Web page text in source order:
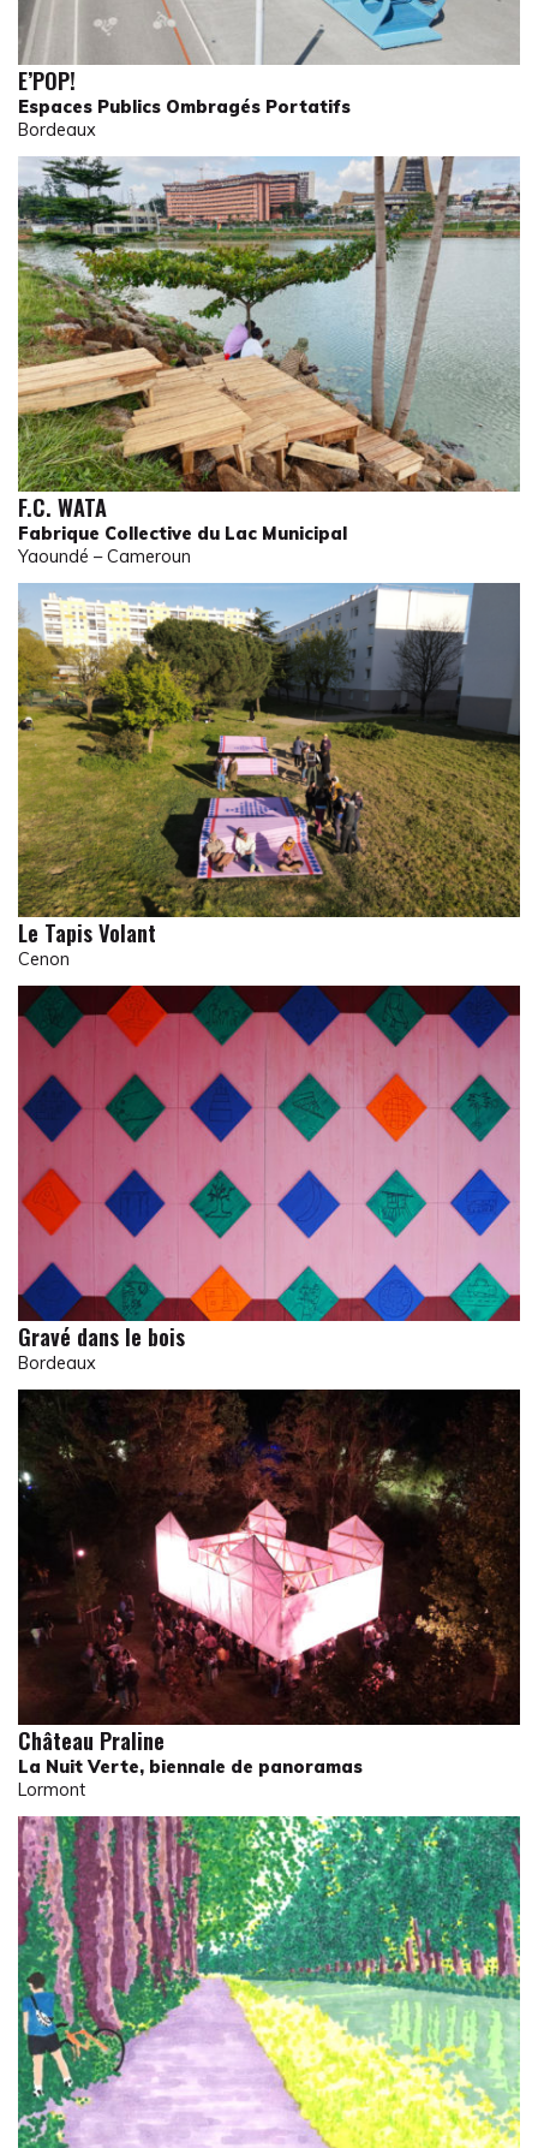
E’POP!
Espaces Publics Ombragés Portatifs
Bordeaux
F.C. WATA
Fabrique Collective du Lac Municipal
Yaoundé – Cameroun
Le Tapis Volant
Cenon
Gravé dans le bois
Bordeaux
Château Praline
La Nuit Verte, biennale de panoramas
Lormont